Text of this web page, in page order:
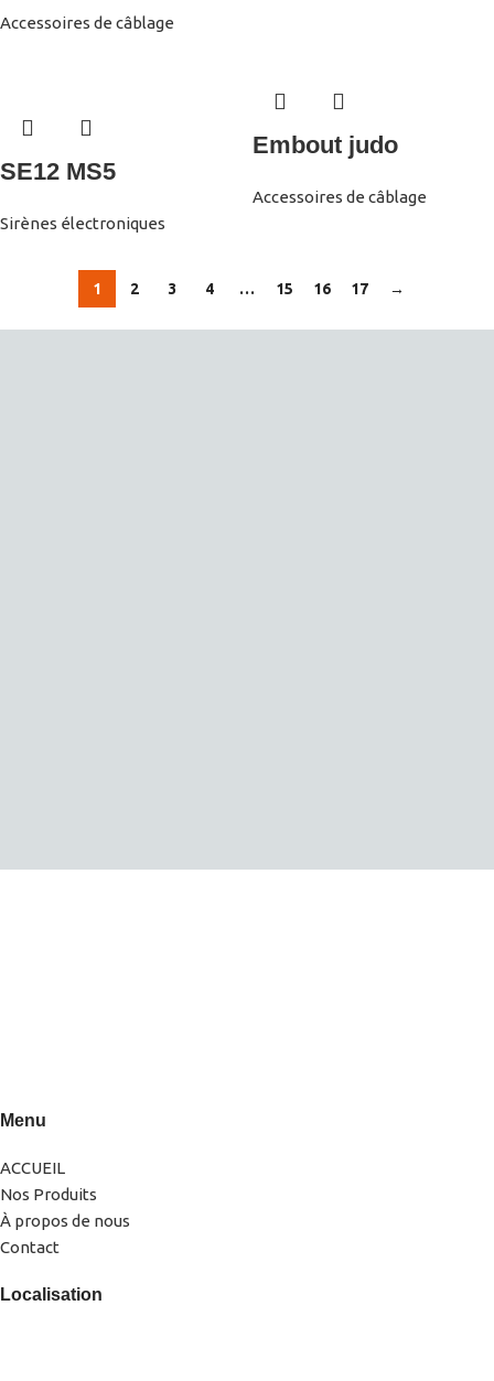
Accessoires de câblage
SE12 MS5
Sirènes électroniques
Embout judo
Accessoires de câblage
1 2 3 4 … 15 16 17 →
Menu
ACCUEIL
Nos Produits
À propos de nous
Contact
Localisation